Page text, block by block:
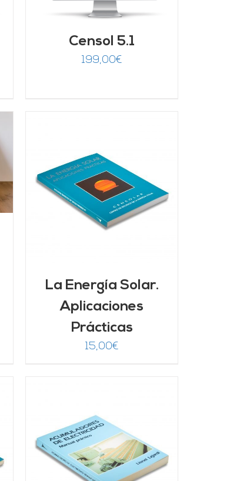
Censol 5.1
199,00€
La Energía Solar.
Aplicaciones
Prácticas
15,00€